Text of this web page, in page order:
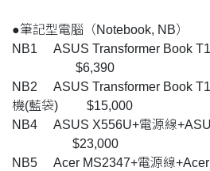
●筆記型電腦（Notebook, NB）
NB1 ASUS Transformer Book
$6,390
NB2 ASUS Transformer Book
機(藍袋) $15,000
NB4 ASUS X556U+電源線
$23,000
NB5 Acer MS2347+電源線+Acer